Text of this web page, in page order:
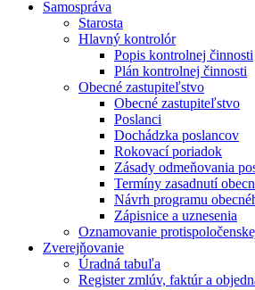
Samospráva
Starosta
Hlavný kontrolór
Popis kontrolnej činnosti
Plán kontrolnej činnosti
Obecné zastupiteľstvo
Obecné zastupiteľstvo
Poslanci
Dochádzka poslancov
Rokovací poriadok
Zásady odmeňovania
Termíny zasadnutí
Návrh programu
Zápisnice a uznesenia
Oznamovanie
Zverejňovanie
Úradná tabuľa
Register zmlúv, faktúr a